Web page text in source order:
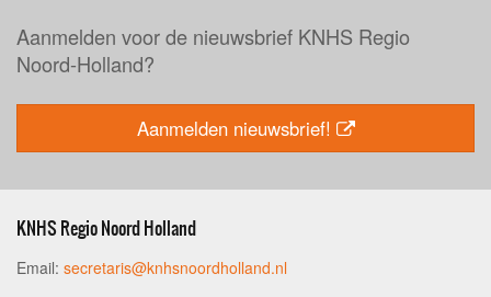
Aanmelden voor de nieuwsbrief KNHS Regio
Noord-Holland?
Aanmelden nieuwsbrief!
KNHS Regio Noord Holland
Email: secretaris@knhsnoordholland.nl